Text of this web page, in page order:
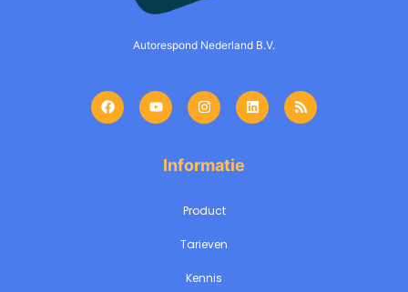
Autorespond Nederland B.V.
Informatie
Product
Tarieven
Kennis